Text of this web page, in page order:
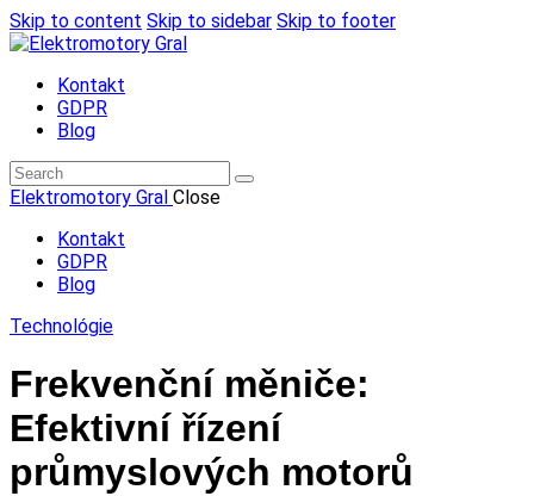
Skip to content Skip to sidebar Skip to footer
Kontakt
GDPR
Blog
Elektromotory Gral Close
Kontakt
GDPR
Blog
Technológie
Frekvenční měniče:
Efektivní řízení
průmyslových motorů